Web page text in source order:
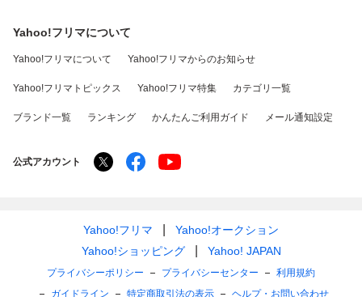
Yahoo!フリマについて
Yahoo!フリマについて Yahoo!フリマからのお知らせ
Yahoo!フリマトピックス Yahoo!フリマ特集 カテゴリ一覧
ブランド一覧 ランキング かんたんご利用ガイド メール通知設定
公式アカウント
Yahoo!フリマ
Yahoo!オークション
Yahoo!ショッピング
Yahoo! JAPAN
プライバシーポリシー プライバシーセンター
利用規約
ガイドライン
特定商取引法の表示 ヘルプ・お問い合わせ